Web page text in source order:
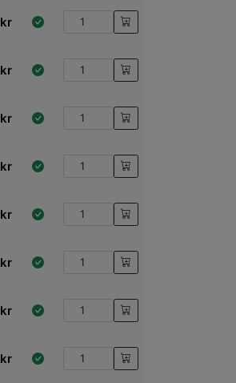
kr
kr
kr
kr
kr
kr
kr
kr